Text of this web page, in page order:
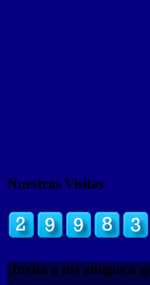
Nuestras Visitas
¡Invita a tus amigos a